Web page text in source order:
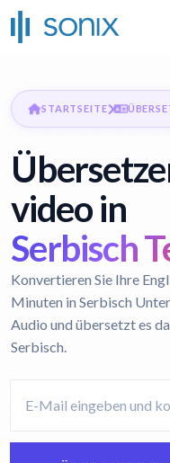
STARTSEITE
video in
Serbisch
Konvertieren Sie Ihre
Minuten in Serbisch
Audio und übersetzt es
Serbisch.